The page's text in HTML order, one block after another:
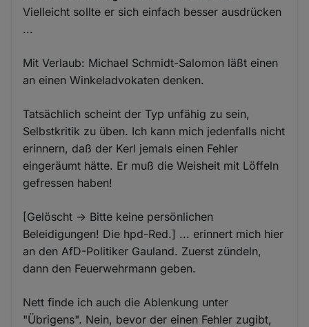
Vielleicht sollte er sich einfach besser ausdrücken
...
Mit Verlaub: Michael Schmidt-Salomon läßt einen
an einen Winkeladvokaten denken.
Tatsächlich scheint der Typ unfähig zu sein,
Selbstkritik zu üben. Ich kann mich jedenfalls nicht
erinnern, daß der Kerl jemals einen Fehler
eingeräumt hätte. Er muß die Weisheit mit Löffeln
gefressen haben!
[Gelöscht -> Bitte keine persönlichen
Beleidigungen! Die hpd-Red.] ... erinnert mich hier
an den AfD-Politiker Gauland. Zuerst zündeln,
dann den Feuerwehrmann geben.
Nett finde ich auch die Ablenkung unter
"Übrigens". Nein, bevor der einen Fehler zugibt,